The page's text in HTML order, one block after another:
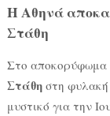
Η Αθηνά
Στάθη
Στο αποκορύφωμα
Στάθηστη φυλακή
μυστικό για την